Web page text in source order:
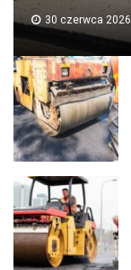
30 czerwca 2026